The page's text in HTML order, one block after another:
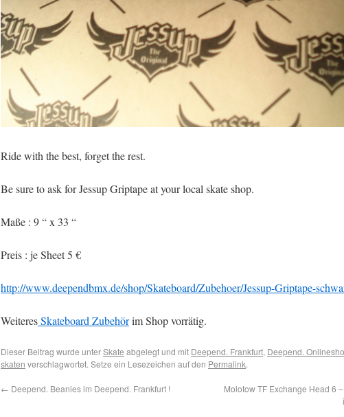
Ride with the best, forget the rest.
Be sure to ask for Jessup Griptape at your local skate shop.
Maße : 9 “ x 33 “
Preis : je Sheet 5 €
http://www.deependbmx.de/shop/Skateboard/Zubehoer/Jessup-Griptape-
WeiteresSkateboard Zubehörim Shop vorrätig.
Dieser Beitrag wurde unterSkate abgelegt und mit Deepend. Frankfurt, Deepend.
skaten verschlagwortet. Setze ein Lesezeichen auf den Permalink.
← Deepend. Beanies im Deepend. Frankfurt !
Molotow TF Exchange Head 6